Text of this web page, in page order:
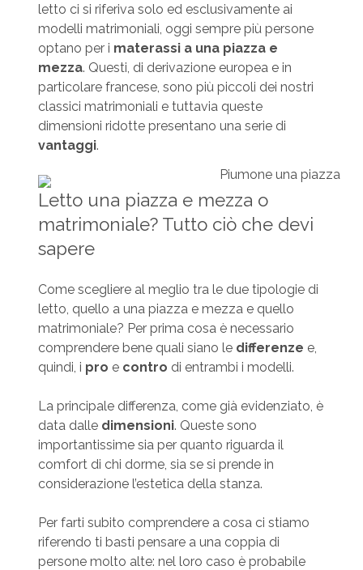
letto ci si riferiva solo ed esclusivamente ai
modelli matrimoniali, oggi sempre più persone
optano per i materassi a una piazza e
mezza. Questi, di derivazione europea e in
particolare francese, sono più piccoli dei nostri
classici matrimoniali e tuttavia queste
dimensioni ridotte presentano una serie di
vantaggi.
Letto una piazza e mezza o
matrimoniale? Tutto ciò che devi
sapere
Come scegliere al meglio tra le due tipologie di
letto, quello a una piazza e mezza e quello
matrimoniale? Per prima cosa è necessario
comprendere bene quali siano le differenze e,
quindi, i pro e contro di entrambi i modelli.
La principale differenza, come già evidenziato, è
data dalle dimensioni. Queste sono
importantissime sia per quanto riguarda il
comfort di chi dorme, sia se si prende in
considerazione l’estetica della stanza.
Per farti subito comprendere a cosa ci stiamo
riferendo ti basti pensare a una coppia di
persone molto alte: nel loro caso è probabile